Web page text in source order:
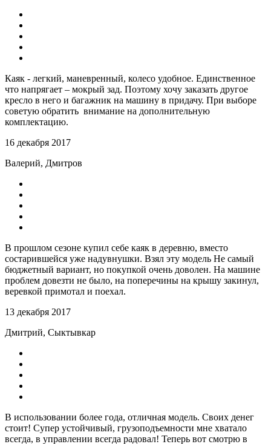
Каяк - легкий, маневренный, колесо удобное. Единственное
что напрягает – мокрый зад. Поэтому хочу заказать другое
кресло в него и багажник на машину в придачу. При выборе
советую обратить внимание на дополнительную
комплектацию.
16 декабря 2017
Валерий, Дмитров
В прошлом сезоне купил себе каяк в деревню, вместо
состарившейся уже надувнушки. Взял эту модель Не самый
бюджетный вариант, но покупкой очень доволен. На машине
проблем довезти не было, на поперечины на крышу закинул,
веревкой примотал и поехал.
13 декабря 2017
Дмитрий, Сыктывкар
В использовании более года, отличная модель. Своих денег
стоит! Супер устойчивый, грузоподъемности мне хватало
всегда, в управлении всегда радовал! Теперь вот смотрю в